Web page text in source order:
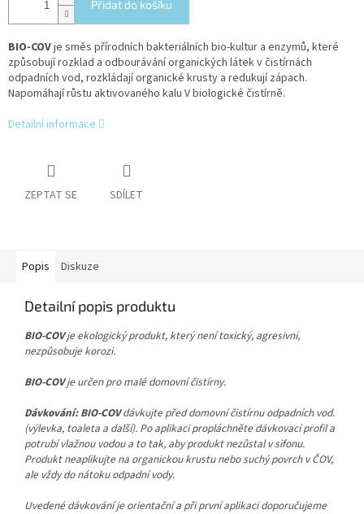
Přidat do košíku
BIO-COVje směs přírodních bakteriálních bio-kultur a enzymů, které
způsobují rozklad a odbourávání organických látek v čistírnách
odpadních vod, rozkládají organické krusty a redukují zápach.
Napomáhají růstu aktivovaného kalu V biologické čistírně.
Detailní informace
ZEPTAT SE SDÍLET
Popis Diskuze
Detailní popis produktu
BIO-COVje ekologický produkt, který není toxický, agresivní,
nezpůsobuje korozi.
BIO-COVje určen pro malé domovní čistírny.
Dávkování: BIO-COVdávkujte před domovní čistírnu odpadních vod.
(výlevka, toaleta a další). Po aplikaci propláchněte dávkovací profil a
potrubí vlažnou vodou a to tak, aby produkt nezůstal v sifonu.
Produkt neaplikujte na organickou krustu nebo suchý povrch v ČOV,
ale vždy do nátoku odpadní vody.
Uvedené dávkování je orientační a při první aplikaci doporučujeme